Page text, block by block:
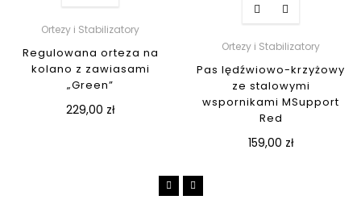
Ortezy i Stabilizatory
Regulowana orteza na
kolano z zawiasami
„Green”
229,00 zł
Ortezy i Stabilizatory
Pas lędźwiowo-krzyżowy
ze stalowymi
wspornikami MSupport
Red
159,00 zł